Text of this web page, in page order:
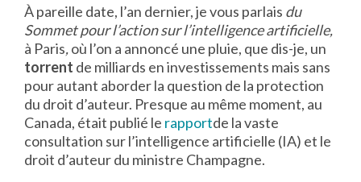
À pareille date, l’an dernier, je vous parlais du
Sommet pour l’action sur l’intelligence artificielle,
à Paris,où l’on a annoncé une pluie, que dis-je, un
torrent de milliards en investissements mais sans
pour autant aborder la question de la protection
du droit d’auteur. Presque au même moment, au
Canada, était publié le rapportde la vaste
consultation sur l’intelligence artificielle (IA) et le
droit d’auteur du ministre Champagne.